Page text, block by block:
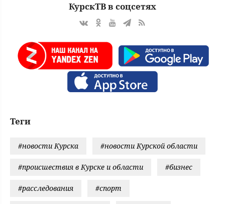
КурскТВ в соцсетях
Теги
#новости Курска #новости Курской области
#происшествия в Курске и области #бизнес
#расследования #спорт